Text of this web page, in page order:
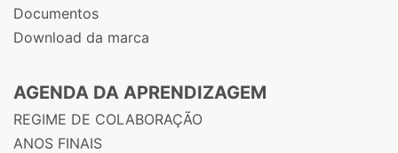
Documentos
Download da marca
AGENDA DA APRENDIZAGEM
REGIME DE COLABORAÇÃO
ANOS FINAIS